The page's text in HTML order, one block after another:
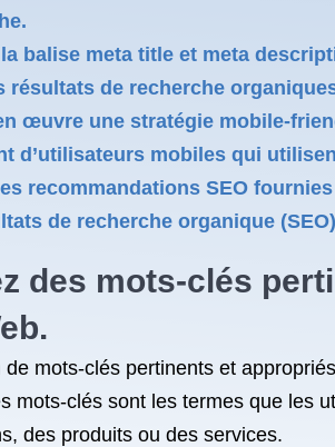
balise meta title et meta
résultats de recherche
œuvre une stratégie mobile-
d’utilisateurs mobiles qui
recommandations SEO
de recherche organique
des mots-clés
de mots-clés pertinents et
mots-clés sont les termes que les
des produits ou des services.